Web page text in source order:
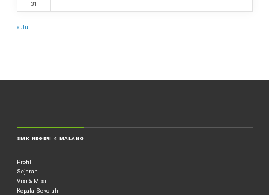
31
« Jul
SMK NEGERI 4 MALANG
Profil
Sejarah
Visi & Misi
Kepala Sekolah